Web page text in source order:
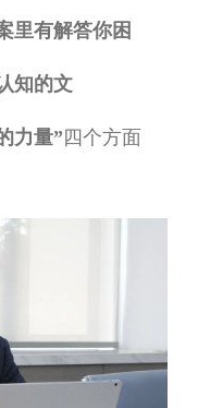
里有解答你困
知的文
力量”四个方面